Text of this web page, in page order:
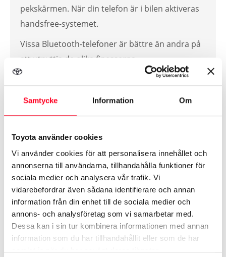
Samtycke Information Om
Toyota använder cookies
Vi använder cookies för att personalisera innehållet och
annonserna till användarna, tillhandahålla funktioner för
sociala medier och analysera vår trafik. Vi
vidarebefordrar även sådana identifierare och annan
information från din enhet till de sociala medier och
annons- och analysföretag som vi samarbetar med.
Dessa kan i sin tur kombinera informationen med annan
information som du har tillhandahållit eller som de har
samlat in när du har använt deras tjänster.
pekskärmen. När din telefon är i bilen aktiveras
handsfree-systemet.
Vissa Bluetooth-telefoner är bättre än andra på
att utnyttja de olika finesserna.
Uppgradera ditt
multimediasystem
För vissa versioner av multimediasystemet
Toyota Touch 2 finns nu möjlighet att
uppgradera med Smartphone Integration. Detta
innebär att du med en kompatibel telefon kan